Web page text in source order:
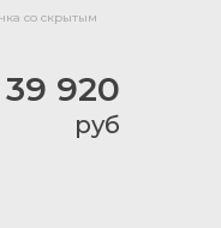
39 920
руб
со скрытым